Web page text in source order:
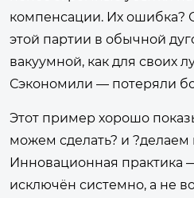
компенсации. Их ошибка?
этой партии в обычной
вакуумной, как для своих
Сэкономили — потеряли
Этот пример хорошо
можем сделать? и ?делаем
Инновационная практика
исключён системно, а не